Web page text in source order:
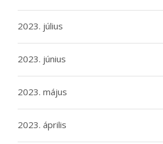
2023. július
2023. június
2023. május
2023. április